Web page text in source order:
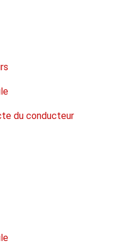
du conducteur